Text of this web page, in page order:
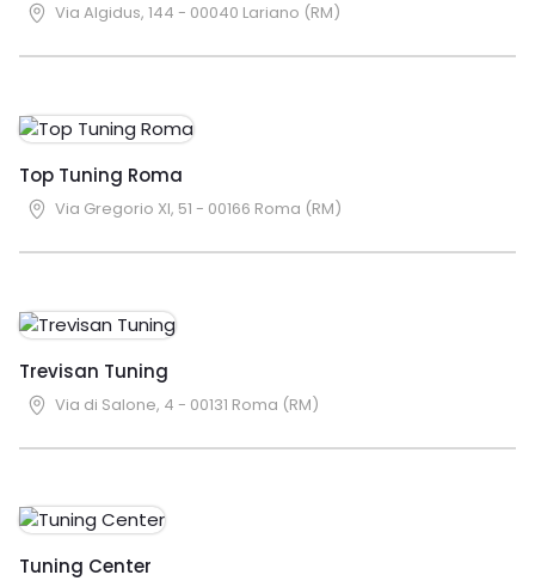
Via Algidus, 144 - 00040 Lariano (RM)
Top Tuning Roma
Via Gregorio XI, 51 - 00166 Roma (RM)
Trevisan Tuning
Via di Salone, 4 - 00131 Roma (RM)
Tuning Center